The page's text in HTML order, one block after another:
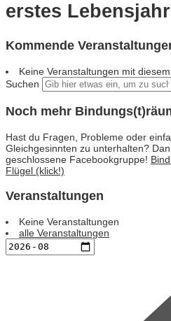
erstes Lebensjahr
Kommende
Keine Veranstaltungen mit
Suchen
Noch mehr
Hast du Fragen, Probleme oder
Gleichgesinnten zu unterhalten?
geschlossene Facebookgruppe!
Flügel (klick!)
Veranstaltungen
Keine Veranstaltungen
alle Veranstaltungen